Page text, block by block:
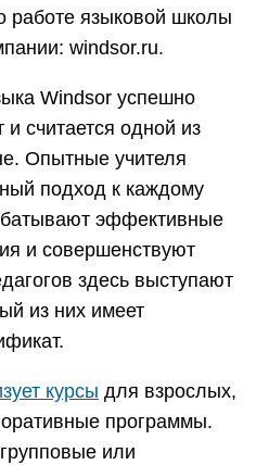
языковой школы
windsor.ru.
Windsor успешно
и считается одной из
Опытные учителя
подход к каждому
эффективные
и совершенствуют
здесь выступают
из них имеет
курсы для взрослых,
программы.
или